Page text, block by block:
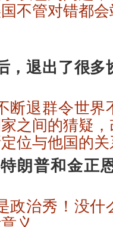
不管对错都
，退出了很多
断退群令世界
之间的猜疑
位与他国的
朗普和金正
政治秀！没什
义。